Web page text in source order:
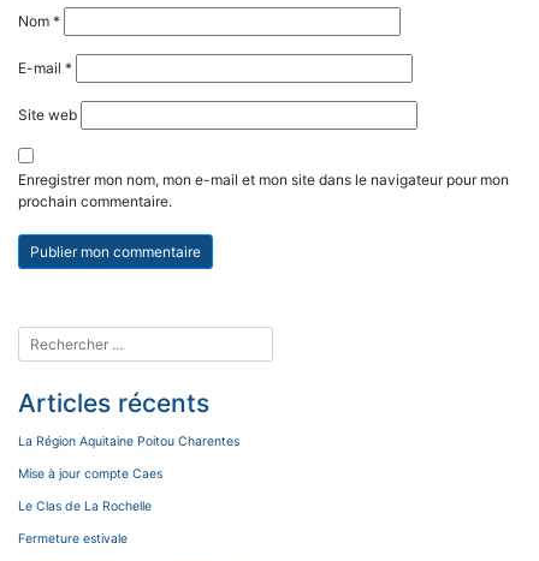
Nom *
E-mail *
Site web
Enregistrer mon nom, mon e-mail et mon site dans le navigateur pour mon
prochain commentaire.
Articles récents
La Région Aquitaine Poitou Charentes
Mise à jour compte Caes
Le Clas de La Rochelle
Fermeture estivale